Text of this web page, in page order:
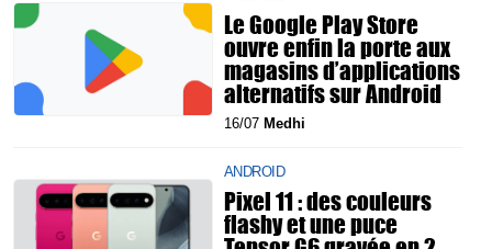
Le Google Play Store
ouvre enfin la porte aux
magasins d’applications
alternatifs sur Android
16/07 Medhi
ANDROID
Pixel 11 : des couleurs
flashy et une puce